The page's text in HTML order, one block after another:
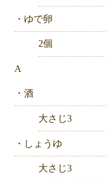
・ゆで卵
2個
A
・酒
大さじ3
・しょうゆ
大さじ3